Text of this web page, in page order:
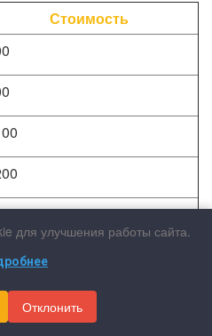
Стоимость
для улучшения работы сайта.
Отклонить